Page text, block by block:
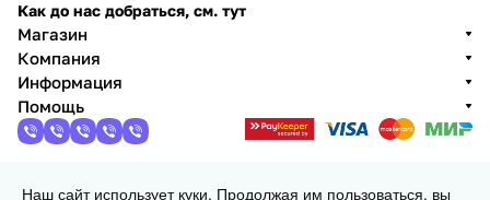
Как до нас добраться, см. тут
Магазин
Компания
Информация
Помощь
Наш сайт использует куки. Продолжая им пользоваться, вы